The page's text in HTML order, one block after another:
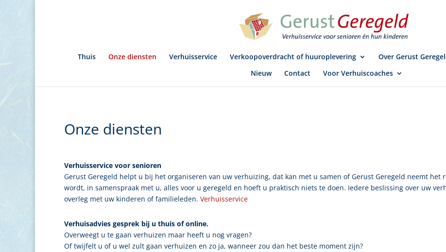
Thuis Onze diensten Verhuisservice Verkoopoverdracht of huuroplevering Over Gerust
Nieuw
Contact Voor Verhuiscoaches
Onze diensten
Verhuisservice voor senioren
Gerust Geregeld helpt u bij het organiseren van uw verhuizing, dat kan met u samen of Gerust Geregeld neemt het
wordt, in samenspraak met u, alles voor u geregeld en hoeft u praktisch niets te doen. Iedere beslissing over uw
overleg met uw kinderen of familieleden. Verhuisservice
Verhuisadvies gesprek bij u thuis of online.
Overweegt u te gaan verhuizen maar heeft u nog vragen?
Of twijfelt u of u wel zult gaan verhuizen en zo ja, wanneer zou dan het beste moment zijn?